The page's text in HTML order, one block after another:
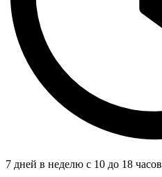
7 дней в неделю с 10 до 18 часов